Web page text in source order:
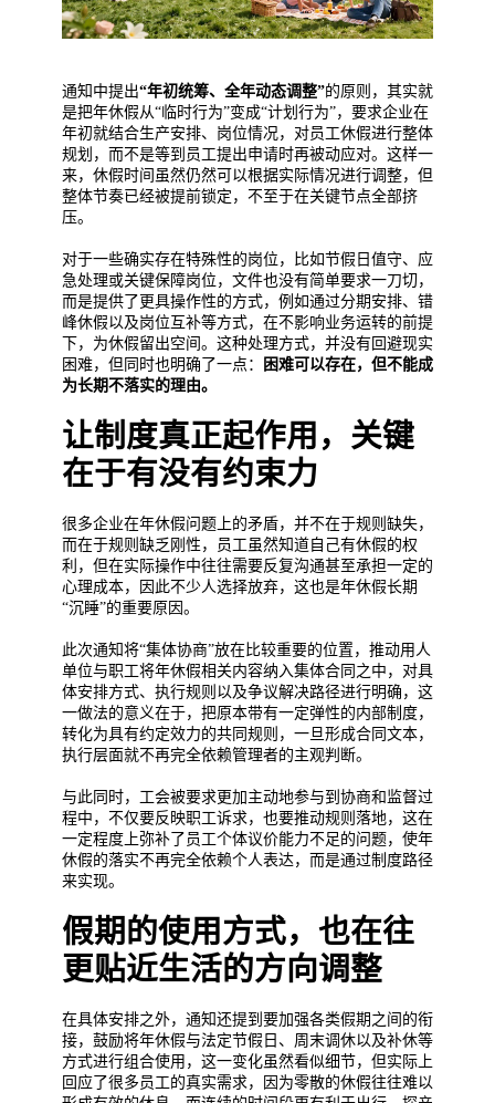
通知中提出“年初统筹、全年动态调整”的原则，其实就
是把年休假从“临时行为”变成“计划行为”，要求企业在
年初就结合生产安排、岗位情况，对员工休假进行整体
规划，而不是等到员工提出申请时再被动应对。这样一
来，休假时间虽然仍然可以根据实际情况进行调整，但
整体节奏已经被提前锁定，不至于在关键节点全部挤
压。
对于一些确实存在特殊性的岗位，比如节假日值守、应
急处理或关键保障岗位，文件也没有简单要求一刀切，
而是提供了更具操作性的方式，例如通过分期安排、错
峰休假以及岗位互补等方式，在不影响业务运转的前提
下，为休假留出空间。这种处理方式，并没有回避现实
困难，但同时也明确了一点：
困难可以存在，但不能成
为长期不落实的理由。
让制度真正起作用，关键
在于有没有约束力
很多企业在年休假问题上的矛盾，并不在于规则缺失，
而在于规则缺乏刚性，员工虽然知道自己有休假的权
利，但在实际操作中往往需要反复沟通甚至承担一定的
心理成本，因此不少人选择放弃，这也是年休假长期
“沉睡”的重要原因。
此次通知将“集体协商”放在比较重要的位置，推动用人
单位与职工将年休假相关内容纳入集体合同之中，对具
体安排方式、执行规则以及争议解决路径进行明确，这
一做法的意义在于，把原本带有一定弹性的内部制度，
转化为具有约定效力的共同规则，一旦形成合同文本，
执行层面就不再完全依赖管理者的主观判断。
与此同时，工会被要求更加主动地参与到协商和监督过
程中，不仅要反映职工诉求，也要推动规则落地，这在
一定程度上弥补了员工个体议价能力不足的问题，使年
休假的落实不再完全依赖个人表达，而是通过制度路径
来实现。
假期的使用方式，也在往
更贴近生活的方向调整
在具体安排之外，通知还提到要加强各类假期之间的衔
接，鼓励将年休假与法定节假日、周末调休以及补休等
方式进行组合使用，这一变化虽然看似细节，但实际上
回应了很多员工的真实需求，因为零散的休假往往难以